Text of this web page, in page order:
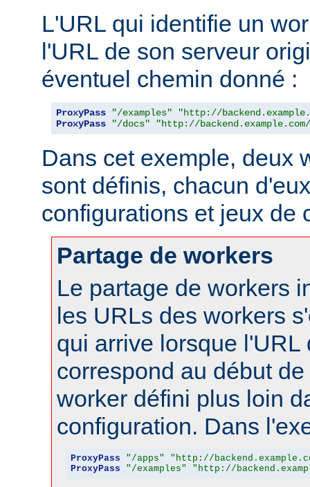
L'URL qui identifie un
l'URL de son serveur
éventuel chemin donné :
ProxyPass "/examples"
"http://
ProxyPass
"/docs" "http://
Dans cet exemple, deux
sont définis, chacun
configurations et jeux de
Partage de workers
Le partage de workers
les URLs des workers
qui arrive lorsque l'URL
correspond au début
worker défini plus loin
configuration. Dans
ProxyPass "/apps"
"http://
ProxyPass
"/examples" "http://